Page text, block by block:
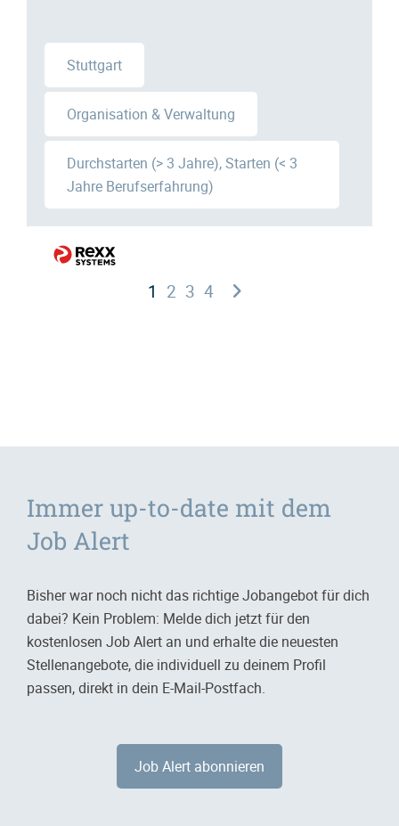
Stuttgart
Organisation & Verwaltung
Durchstarten (> 3 Jahre), Starten (< 3
Jahre Berufserfahrung)
1 2 3 4
Immer up-to-date mit dem
Job Alert
Bisher war noch nicht das richtige Jobangebot für dich
dabei? Kein Problem: Melde dich jetzt für den
kostenlosen Job Alert an und erhalte die neuesten
Stellenangebote, die individuell zu deinem Profil
passen, direkt in dein E-Mail-Postfach.
Job Alert abonnieren